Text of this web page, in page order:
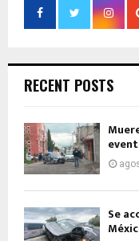
RECENT POSTS
Se